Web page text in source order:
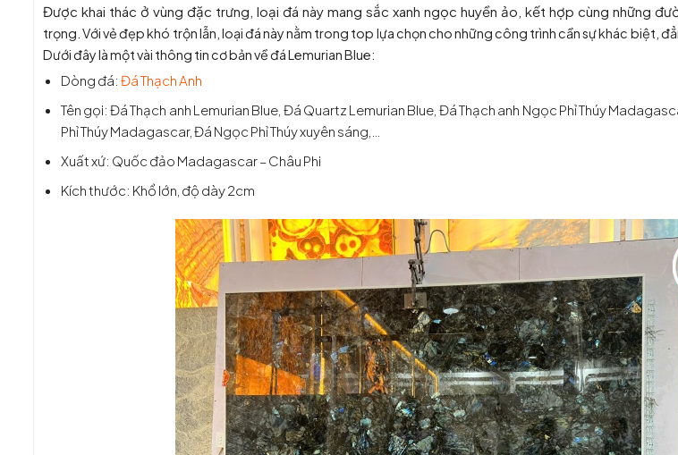
Được khai thác ở vùng đặc trưng, loại đá này mang sắc xanh ngọc huyền ảo, kết hợp cùng những
trọng. Với vẻ đẹp khó trộn lẫn, loại đá này nằm trong top lựa chọn cho những công trình cần sự khác biệt,
Dưới đây là một vài thông tin cơ bản về đá Lemurian Blue:
Dòng đá: Đá Thạch Anh
Tên gọi: Đá Thạch anh Lemurian Blue, Đá Quartz Lemurian Blue, Đá Thạch anh Ngọc Phỉ Thúy
Phỉ Thúy Madagascar, Đá Ngọc Phỉ Thúy xuyên sáng,…
Xuất xứ: Quốc đảo Madagascar – Châu Phi
Kích thước: Khổ lớn, độ dày 2cm